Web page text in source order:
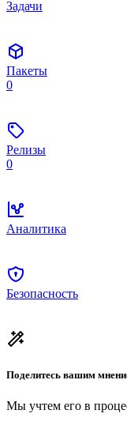
Задачи
Пакеты
0
Релизы
0
Аналитика
Безопасность
Поделитесь вашим
Мы учтем его в